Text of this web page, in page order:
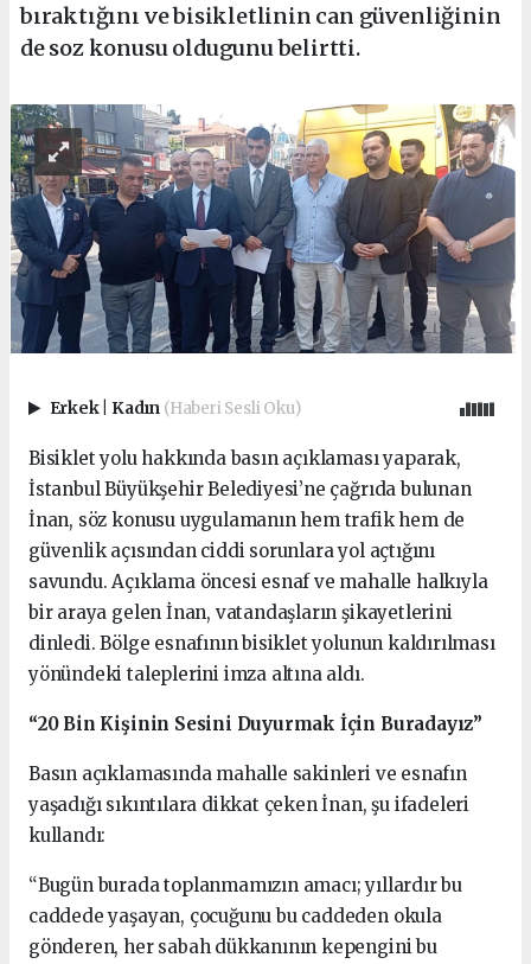
bıraktığını ve bisikletlinin can güvenliğinin
de soz konusu oldugunu belirtti.
Erkek Kadın (Haberi Sesli Oku)
Bisiklet yolu hakkında basın açıklaması yaparak,
İstanbul Büyükşehir Belediyesi’ne çağrıda bulunan
İnan, söz konusu uygulamanın hem trafik hem de
güvenlik açısından ciddi sorunlara yol açtığını
savundu. Açıklama öncesi esnaf ve mahalle halkıyla
bir araya gelen İnan, vatandaşların şikayetlerini
dinledi. Bölge esnafının bisiklet yolunun kaldırılması
yönündeki taleplerini imza altına aldı.
“20 Bin Kişinin Sesini Duyurmak İçin Buradayız”
Basın açıklamasında mahalle sakinleri ve esnafın
yaşadığı sıkıntılara dikkat çeken İnan, şu ifadeleri
kullandı:
“Bugün burada toplanmamızın amacı; yıllardır bu
caddede yaşayan, çocuğunu bu caddeden okula
gönderen, her sabah dükkanının kepengini bu